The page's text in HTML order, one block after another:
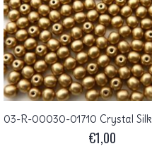
€1,00